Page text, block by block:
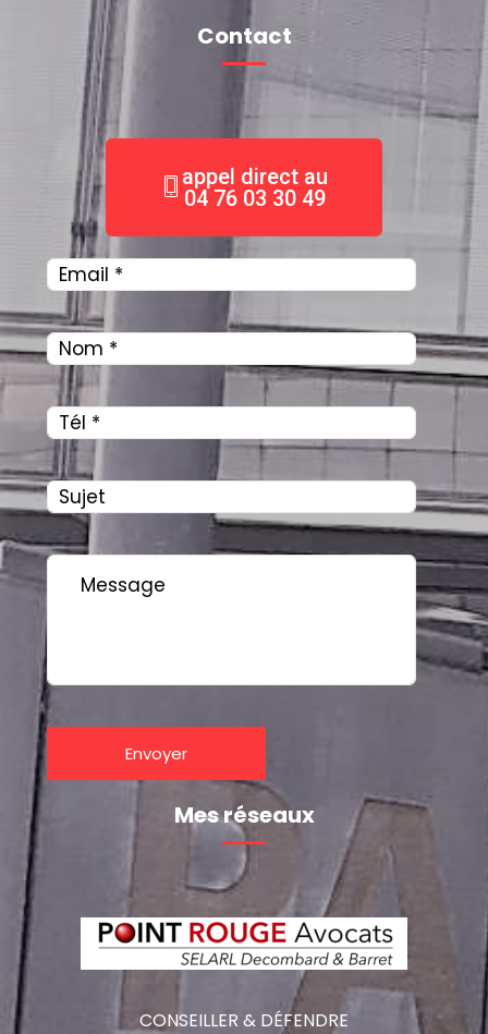
Contact
appel direct au
04 76 03 30 49
Mes réseaux
CONSEILLER & DÉFENDRE